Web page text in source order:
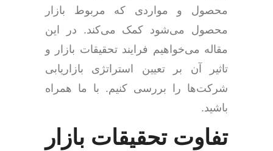
محصول و مواردی که مربوط بازار
محصول می‌شود کمک می‌کند. در این
مقاله می‌خواهیم فرایند تحقیقات بازار و
تاثیر آن بر تعیین استراتژی بازاریابی
شرکت‌ها را بررسی کنیم. با ما همراه
باشید.
تفاوت تحقیقات بازار